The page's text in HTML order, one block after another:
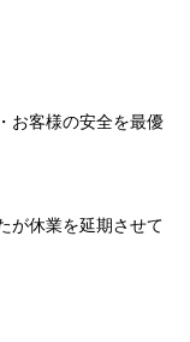
お客様の安全を最優
が休業を延期させて